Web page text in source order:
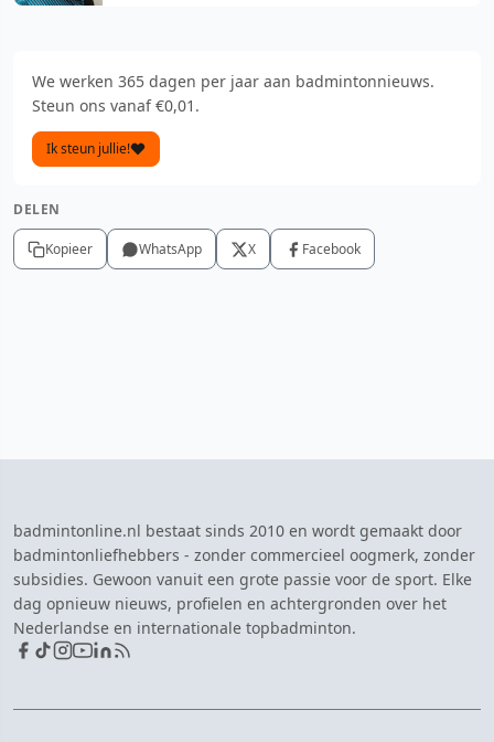
We werken 365 dagen per jaar aan badmintonnieuws.
Steun ons vanaf €0,01.
Ik steun jullie!
DELEN
Kopieer WhatsApp X Facebook
badmintonline.nl bestaat sinds 2010 en wordt gemaakt door
badmintonliefhebbers - zonder commercieel oogmerk, zonder
subsidies. Gewoon vanuit een grote passie voor de sport. Elke
dag opnieuw nieuws, profielen en achtergronden over het
Nederlandse en internationale topbadminton.